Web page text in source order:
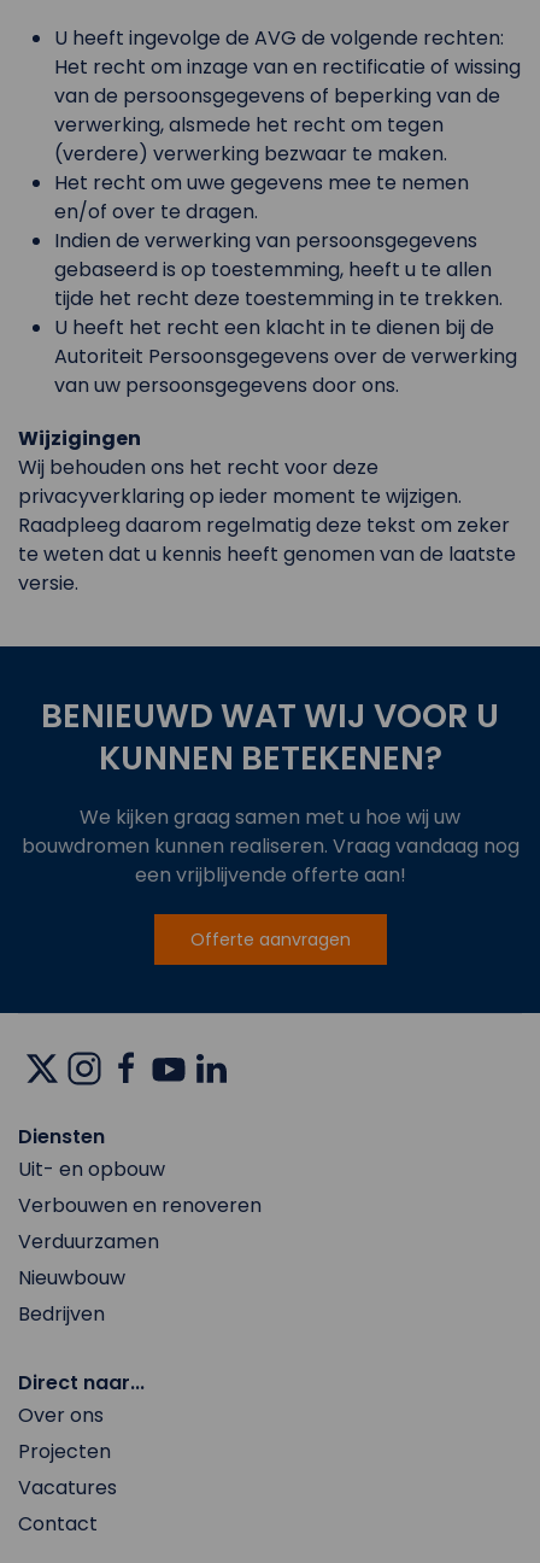
U heeft ingevolge de AVG de volgende rechten:
Het recht om inzage van en rectificatie of wissing
van de persoonsgegevens of beperking van de
verwerking, alsmede het recht om tegen
(verdere) verwerking bezwaar te maken.
Het recht om uwe gegevens mee te nemen
en/of over te dragen.
Indien de verwerking van persoonsgegevens
gebaseerd is op toestemming, heeft u te allen
tijde het recht deze toestemming in te trekken.
U heeft het recht een klacht in te dienen bij de
Autoriteit Persoonsgegevens over de verwerking
van uw persoonsgegevens door ons.
Wijzigingen
Wij behouden ons het recht voor deze
privacyverklaring op ieder moment te wijzigen.
Raadpleeg daarom regelmatig deze tekst om zeker
te weten dat u kennis heeft genomen van de laatste
versie.
BENIEUWD WAT WIJ VOOR U
KUNNEN BETEKENEN?
We kijken graag samen met u hoe wij uw
bouwdromen kunnen realiseren. Vraag vandaag nog
een vrijblijvende offerte aan!
Offerte aanvragen
Diensten
Uit- en opbouw
Verbouwen en renoveren
Verduurzamen
Nieuwbouw
Bedrijven
Direct naar...
Over ons
Projecten
Vacatures
Contact